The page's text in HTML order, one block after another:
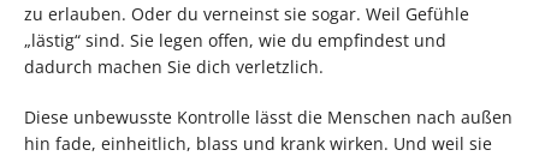
zu erlauben. Oder du verneinst sie sogar. Weil Gefühle
„lästig“ sind. Sie legen offen, wie du empfindest und
dadurch machen Sie dich verletzlich.
Diese unbewusste Kontrolle lässt die Menschen nach außen
hin fade, einheitlich, blass und krank wirken. Und weil sie